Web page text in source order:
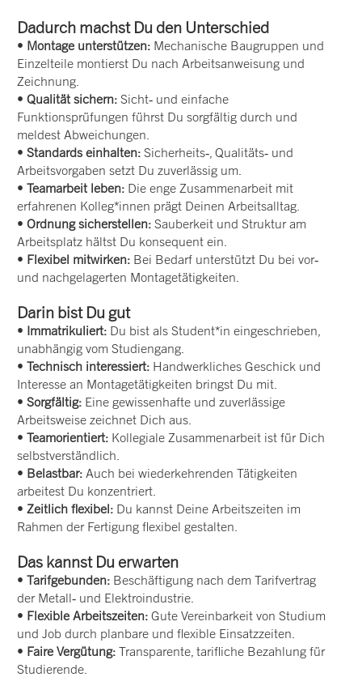
Dadurch machst Du den Unterschied
• Montage unterstützen: Mechanische Baugruppen und
Einzelteile montierst Du nach Arbeitsanweisung und
Zeichnung.
• Qualität sichern: Sicht‑ und einfache
Funktionsprüfungen führst Du sorgfältig durch und
meldest Abweichungen.
• Standards einhalten: Sicherheits‑, Qualitäts‑ und
Arbeitsvorgaben setzt Du zuverlässig um.
• Teamarbeit leben: Die enge Zusammenarbeit mit
erfahrenen Kolleg*innen prägt Deinen Arbeitsalltag.
• Ordnung sicherstellen: Sauberkeit und Struktur am
Arbeitsplatz hältst Du konsequent ein.
• Flexibel mitwirken: Bei Bedarf unterstützt Du bei vor‑
und nachgelagerten Montagetätigkeiten.
Darin bist Du gut
• Immatrikuliert: Du bist als Student*in eingeschrieben,
unabhängig vom Studiengang.
• Technisch interessiert: Handwerkliches Geschick und
Interesse an Montagetätigkeiten bringst Du mit.
• Sorgfältig: Eine gewissenhafte und zuverlässige
Arbeitsweise zeichnet Dich aus.
• Teamorientiert: Kollegiale Zusammenarbeit ist für Dich
selbstverständlich.
• Belastbar: Auch bei wiederkehrenden Tätigkeiten
arbeitest Du konzentriert.
• Zeitlich flexibel: Du kannst Deine Arbeitszeiten im
Rahmen der Fertigung flexibel gestalten.
Das kannst Du erwarten
• Tarifgebunden: Beschäftigung nach dem Tarifvertrag
der Metall‑ und Elektroindustrie.
• Flexible Arbeitszeiten: Gute Vereinbarkeit von Studium
und Job durch planbare und flexible Einsatzzeiten.
• Faire Vergütung: Transparente, tarifliche Bezahlung für
Studierende.